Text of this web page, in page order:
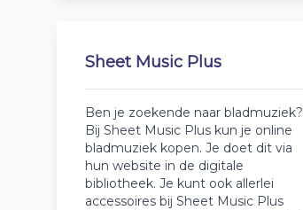
Sheet Music Plus
Ben je zoekende naar bladmuziek?
Bij Sheet Music Plus kun je online
bladmuziek kopen. Je doet dit via
hun website in de digitale
bibliotheek. Je kunt ook allerlei
accessoires bij Sheet Music Plus